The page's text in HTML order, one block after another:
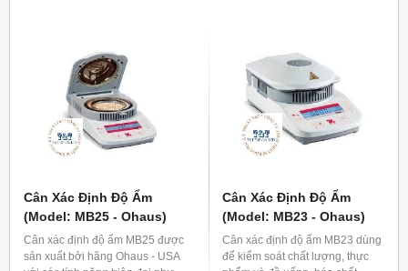
nghiên cứu, bệnh viện, trường
học, các viện đo lường kiểm
nghiệm, cũng như các phòng
lab chuyên dụng trong các lĩnh
vực thực phẩm, y tế..
Cân Xác Định Độ Ẩm
(Model: MB25 - Ohaus)
Cân xác định độ ẩm MB25 được
sản xuất bởi hãng Ohaus - USA
Cân Xác Định Độ Ẩm
(Model: MB23 - Ohaus)
Cân xác định độ ẩm MB23 dùng
để kiểm soát chất lượng, thực